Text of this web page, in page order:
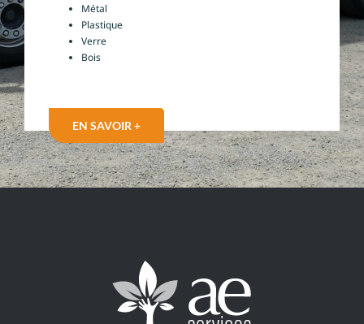
Métal
Plastique
Verre
Bois
EN SAVOIR +